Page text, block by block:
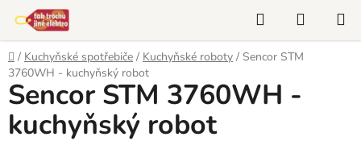
obsah
Hledat
KOŠÍK
Domů
/ Kuchyňské spotřebiče / Kuchyňské roboty / Sencor STM
3760WH - kuchyňský robot
Sencor STM 3760WH -
kuchyňský robot